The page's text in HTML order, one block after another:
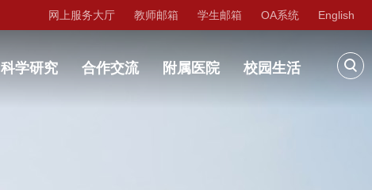
网上服务大厅 教师邮箱 学生邮箱 OA系统 English
科学研究 合作交流 附属医院 校园生活